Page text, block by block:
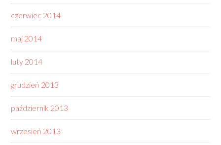
czerwiec 2014
maj 2014
luty 2014
grudzień 2013
październik 2013
wrzesień 2013